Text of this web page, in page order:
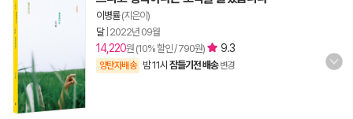
이병률(지은이)
달| 2022년 09월
14,220원 (10% 할인 / 790원) 9.3
양탄자배송 밤 11시 잠들기전 배송 변경